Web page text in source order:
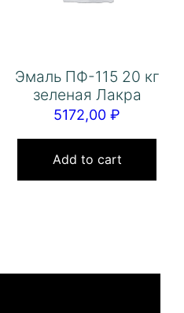
Эмаль ПФ-115 20 кг
зеленая Лакра
5172,00₽
Add to cart